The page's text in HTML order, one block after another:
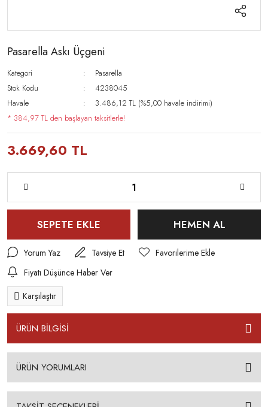
Pasarella Askı Üçgeni
Kategori
Pasarella
Stok Kodu
4238045
Havale
3.486,12 TL (%5,00 havale indirimi)
* 384,97 TL den başlayan taksitlerle!
3.669,60 TL
SEPETE EKLE HEMEN AL
Yorum Yaz
Tavsiye Et
Fiyatı Düşünce Haber Ver
Karşılaştır
ÜRÜN BİLGİSİ
ÜRÜN YORUMLARI